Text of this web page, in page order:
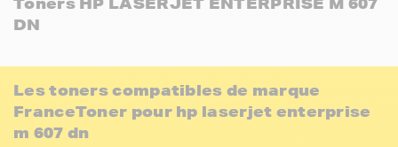
DN
Les toners compatibles de marque
FranceToner pour hp laserjet enterprise
m 607 dn